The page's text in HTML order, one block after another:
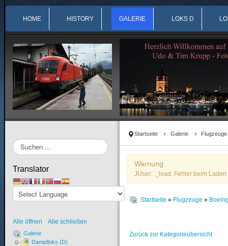
HOME HISTORY GALERIE LOKS D
Startseite Galerie Flugzeuge
Warnung
JUser: :_load: Fehler beim
Startseite » Flugzeuge »
Zurück zur Kategorieübersicht
Suchen
...
Translator
Alle öffnen Alle schließen
Galerie
Dampfloks (D)